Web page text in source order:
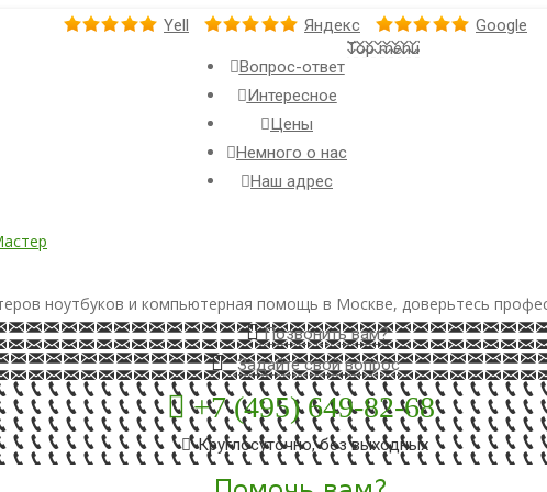
Yell Яндекс Google
Вопрос-ответ
Интересное
Цены
Немного о нас
Наш адрес
Top menu
ноутбуков и компьютерная помощь в Москве, доверьтесь
Позвонить вам?
Задайте свой вопрос
+7 (495) 649-82-68
Круглосуточно, без выходных